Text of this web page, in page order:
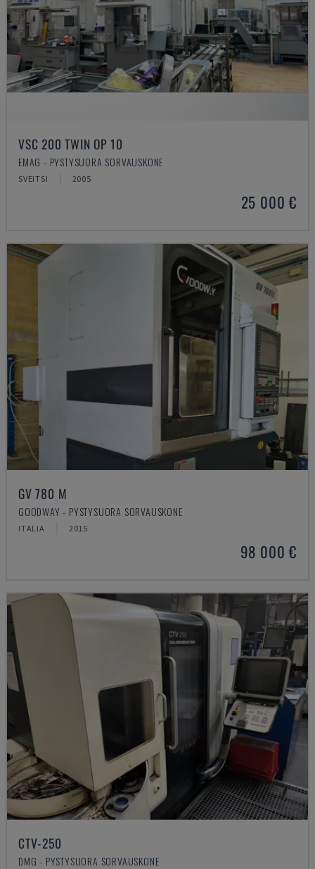
VSC 200 TWIN OP 10
EMAG - PYSTYSUORA SORVAUSKONE
SVEITSI 2005
25 000 €
GV 780 M
GOODWAY - PYSTYSUORA SORVAUSKONE
ITALIA 2015
98 000 €
CTV-250
DMG - PYSTYSUORA SORVAUSKONE